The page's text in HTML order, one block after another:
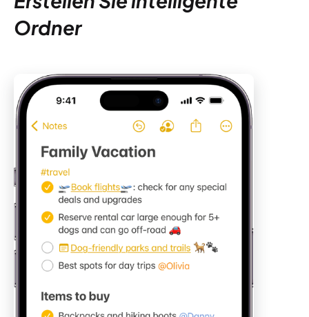
Ordner